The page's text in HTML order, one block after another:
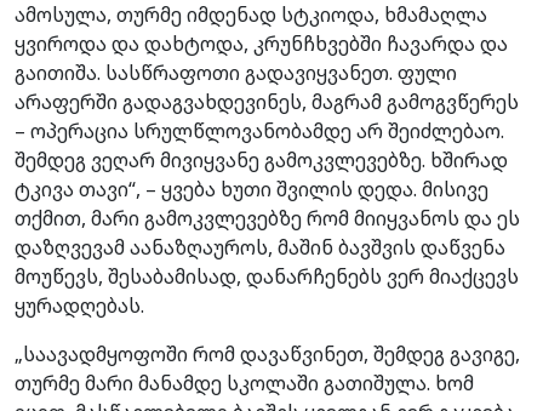
ამოსულა, თურმე იმდენად სტკიოდა, ხმამაღლა
ყვიროდა და დახტოდა, კრუნჩხვებში ჩავარდა და
გაითიშა. სასწრაფოთი გადავიყვანეთ. ფული
არაფერში გადაგვახდევინეს, მაგრამ გამოგვწერეს
– ოპერაცია სრულწლოვანობამდე არ შეიძლებაო.
შემდეგ ვეღარ მივიყვანე გამოკვლევებზე. ხშირად
ტკივა თავი“, – ყვება ხუთი შვილის დედა. მისივე
თქმით, მარი გამოკვლევებზე რომ მიიყვანოს და ეს
დაზღვევამ აანაზღაუროს, მაშინ ბავშვის დაწვენა
მოუწევს, შესაბამისად, დანარჩენებს ვერ მიაქცევს
ყურადღებას.
„საავადმყოფოში რომ დავაწვინეთ, შემდეგ გავიგე,
თურმე მარი მანამდე სკოლაში გათიშულა. ხომ